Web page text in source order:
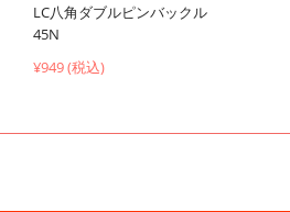
LC八角ダブルピンバックル
45N
¥949 (税込)